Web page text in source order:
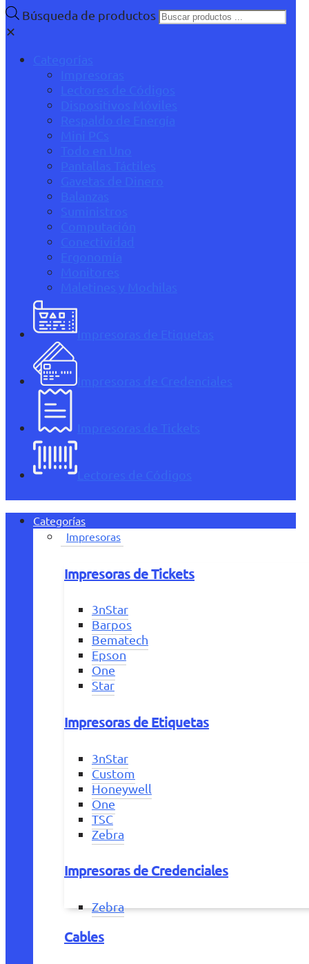
Búsqueda de productos
✕
Categorías
Impresoras
Lectores de Códigos
Dispositivos Móviles
Respaldo de Energía
Mini PCs
Todo en Uno
Pantallas Táctiles
Gavetas de Dinero
Balanzas
Suministros
Computación
Conectividad
Ergonomía
Monitores
Maletines y Mochilas
Impresoras de Etiquetas
Impresoras de Credenciales
Impresoras de Tickets
Lectores de Códigos
Categorías
Impresoras
Impresoras de Tickets
3nStar
Barpos
Bematech
Epson
One
Star
Impresoras de Etiquetas
3nStar
Custom
Honeywell
One
TSC
Zebra
Impresoras de Credenciales
Zebra
Cables